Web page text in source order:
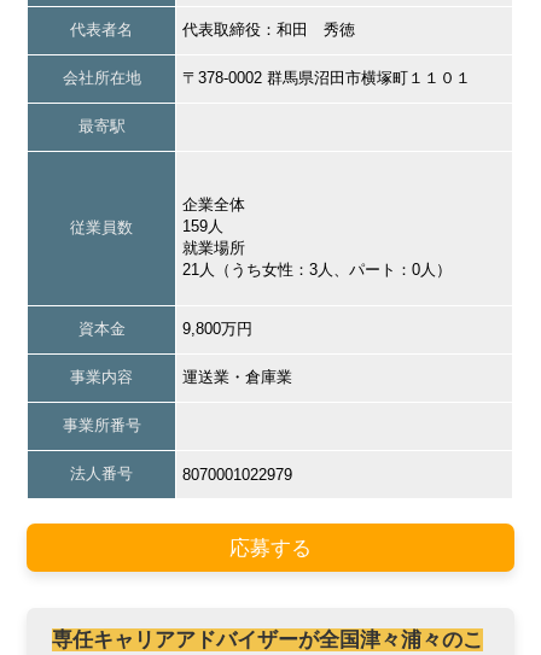
代表者名 代表取締役：和田 秀徳
会社所在地 〒378-0002 群馬県沼田市横塚町１１０１
最寄駅
従業員数
企業全体
159人
就業場所
21人（うち女性：3人、パート：0人）
資本金 9,800万円
事業内容 運送業・倉庫業
事業所番号
法人番号 8070001022979
応募する
専任キャリアアドバイザーが全国津々浦々のこ